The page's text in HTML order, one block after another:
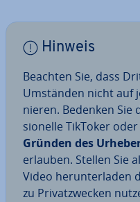
Hinweis
Beachten Sie, dass
Umständen nicht
nie­ren. Bedenken
sio­nel­le TikToker
Gründen des
erlauben. Stellen Sie
Video her­un­ter­la­den
zu Pri­vat­zwe­cken